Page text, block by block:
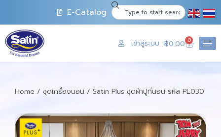
E-Catalog
เข้าสู่ระบบ ฿0.00 0
Home / ชุดเครื่องนอน / Satin Plus ชุดผ้าปูที่นอน รหัส PL030